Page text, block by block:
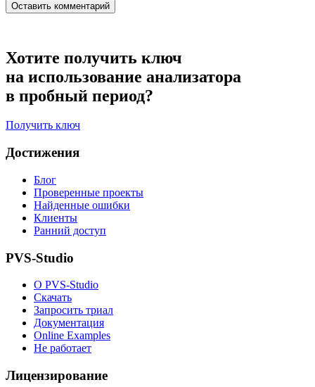
Хотите получить ключ
на использование анализатора
в пробный период?
Получить ключ
Достижения
Блог
Проверенные проекты
Найденные ошибки
Клиенты
Ранний доступ
PVS-Studio
О PVS-Studio
Скачать
Запросить триал
Документация
Online Examples
Не работает
Лицензирование